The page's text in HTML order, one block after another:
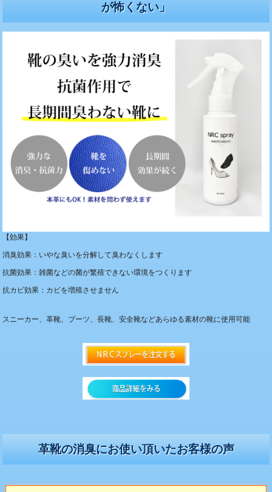
が怖くない」
【効果】
消臭効果：いやな臭いを分解して臭わなくします
抗菌効果：雑菌などの菌が繁殖できない環境をつくります
抗カビ効果：カビを増殖させません
スニーカー、革靴、ブーツ、長靴、安全靴などあらゆる素材の靴に使用可能
革靴の消臭にお使い頂いたお客様の声